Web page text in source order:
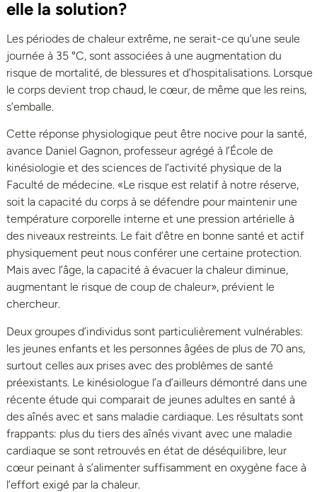
elle la solution?
Les périodes de chaleur extrême, ne serait-ce qu’une seule
journée à 35 °C, sont associées à une augmentation du
risque de mortalité, de blessures et d’hospitalisations. Lorsque
le corps devient trop chaud, le cœur, de même que les reins,
s’emballe.
Cette réponse physiologique peut être nocive pour la santé,
avance Daniel Gagnon, professeur agrégé à l’École de
kinésiologie et des sciences de l’activité physique de la
Faculté de médecine. «Le risque est relatif à notre réserve,
soit la capacité du corps à se défendre pour maintenir une
température corporelle interne et une pression artérielle à
des niveaux restreints. Le fait d’être en bonne santé et actif
physiquement peut nous conférer une certaine protection.
Mais avec l’âge, la capacité à évacuer la chaleur diminue,
augmentant le risque de coup de chaleur», prévient le
chercheur.
Deux groupes d’individus sont particulièrement vulnérables:
les jeunes enfants et les personnes âgées de plus de 70 ans,
surtout celles aux prises avec des problèmes de santé
préexistants. Le kinésiologue l’a d’ailleurs démontré dans une
récente étude qui comparait de jeunes adultes en santé à
des aînés avec et sans maladie cardiaque. Les résultats sont
frappants: plus du tiers des aînés vivant avec une maladie
cardiaque se sont retrouvés en état de déséquilibre, leur
cœur peinant à s’alimenter suffisamment en oxygène face à
l’effort exigé par la chaleur.